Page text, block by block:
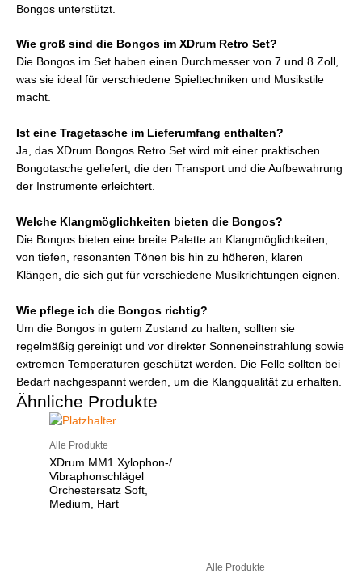
Bongos unterstützt.
Wie groß sind die Bongos im XDrum Retro Set?
Die Bongos im Set haben einen Durchmesser von 7 und 8 Zoll,
was sie ideal für verschiedene Spieltechniken und Musikstile
macht.
Ist eine Tragetasche im Lieferumfang enthalten?
Ja, das XDrum Bongos Retro Set wird mit einer praktischen
Bongotasche geliefert, die den Transport und die Aufbewahrung
der Instrumente erleichtert.
Welche Klangmöglichkeiten bieten die Bongos?
Die Bongos bieten eine breite Palette an Klangmöglichkeiten,
von tiefen, resonanten Tönen bis hin zu höheren, klaren
Klängen, die sich gut für verschiedene Musikrichtungen eignen.
Wie pflege ich die Bongos richtig?
Um die Bongos in gutem Zustand zu halten, sollten sie
regelmäßig gereinigt und vor direkter Sonneneinstrahlung sowie
extremen Temperaturen geschützt werden. Die Felle sollten bei
Bedarf nachgespannt werden, um die Klangqualität zu erhalten.
Ähnliche Produkte
Alle Produkte
XDrum MM1 Xylophon-/
Vibraphonschlägel
Orchestersatz Soft,
Medium, Hart
Alle Produkte